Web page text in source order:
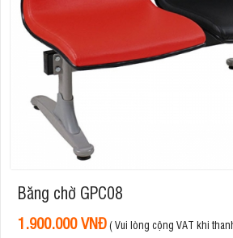
Băng chờ GPC08
1.900.000 VNĐ( Vui lòng cộng VAT khi